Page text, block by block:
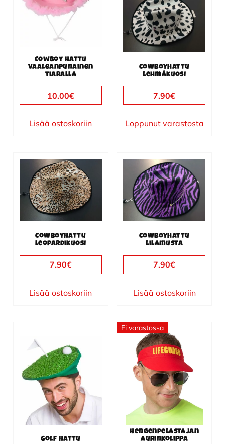
Cowboy hattu
vaaleanpunainen
tiaralla
10.00€
Lisää ostoskoriin
Cowboyhattu
lehmäkuosi
7.90€
Loppunut varastosta
Cowboyhattu
leopardikuosi
7.90€
Lisää ostoskoriin
Cowboyhattu
lilamusta
7.90€
Lisää ostoskoriin
Golf hattu
Ei varastossa
Hengenpelastajan
aurinkolippa